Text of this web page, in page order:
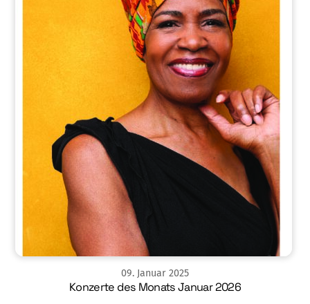
09. Januar 2025
Konzerte des Monats Januar 2026